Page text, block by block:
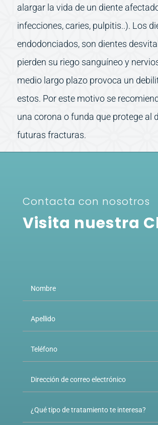
alargar la vida de un diente
infecciones, caries, pulpitis..). Los
endodonciados, son dientes
pierden su riego sanguíneo y
medio largo plazo provoca un
estos. Por este motivo se
una corona o funda que protege al
futuras fracturas.
Contacta con nosotros
Visita nuestra